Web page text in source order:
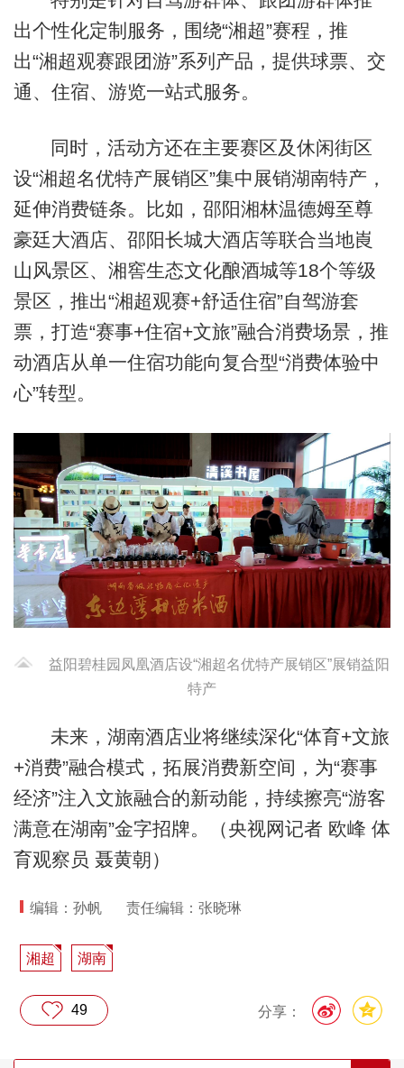
出个性化定制服务，围绕“湘超”赛程，推
出“湘超观赛跟团游”系列产品，提供球票、交
通、住宿、游览一站式服务。
同时，活动方还在主要赛区及休闲街区
设“湘超名优特产展销区”集中展销湖南特产，
延伸消费链条。比如，邵阳湘林温德姆至尊
豪廷大酒店、邵阳长城大酒店等联合当地崀
山风景区、湘窖生态文化酿酒城等18个等级
景区，推出“湘超观赛+舒适住宿”自驾游套
票，打造“赛事+住宿+文旅”融合消费场景，推
动酒店从单一住宿功能向复合型“消费体验中
心”转型。
益阳碧桂园凤凰酒店设“湘超名优特产展销区”展销益阳
特产
未来，湖南酒店业将继续深化“体育+文旅
+消费”融合模式，拓展消费新空间，为“赛事
经济”注入文旅融合的新动能，持续擦亮“游客
满意在湖南”金字招牌。（央视网记者 欧峰 体
育观察员 聂黄朝）
编辑：孙帆 责任编辑：张晓琳
湘超 湖南
分享：
49